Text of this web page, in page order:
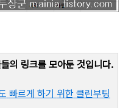
의 링크를 모아둔 것입니다.
빠르게 하기 위한 클린부팅